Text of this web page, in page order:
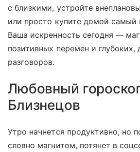
с близкими, устройте
или просто купите домой самый
Ваша искренность сегодня —
позитивных перемен и глубоких,
разговоров.
Любовный
Близнецов
Утро начнется продуктивно, но
словно магнитом, потянет в